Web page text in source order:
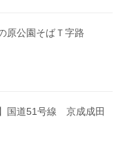
原公園そばＴ字路
国道51号線 京成成田